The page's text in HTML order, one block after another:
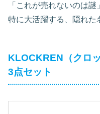
「これが売れないのは
特に大活躍する、隠れた
KLOCKREN（クロ
3点セット